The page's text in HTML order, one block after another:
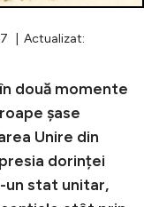
| Actualizat:
două momente
șase
Unire din
dorinței
un stat unitar,